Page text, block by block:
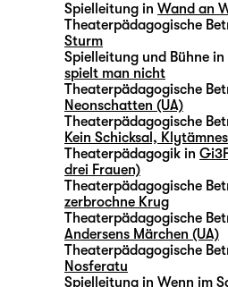
Spielleitung in Wand an
Theaterpädagogische
Sturm
Spielleitung und Bühne in
spielt man nicht
Theaterpädagogische
Neonschatten (UA)
Theaterpädagogische
Kein Schicksal,
Theaterpädagogik in
drei Frauen)
Theaterpädagogische
zerbrochne Krug
Theaterpädagogische
Andersens Märchen (UA)
Theaterpädagogische
Nosferatu
Spielleitung in Wenn im